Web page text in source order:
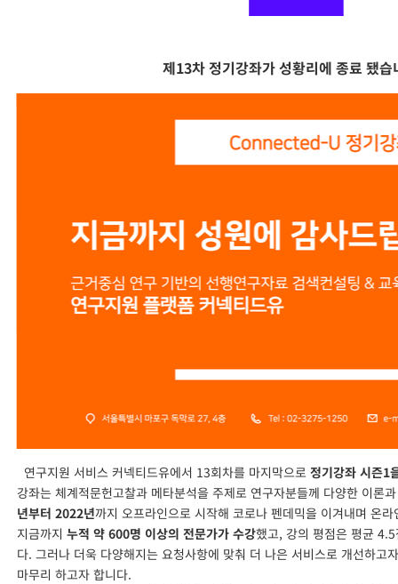
제13차 정기강좌가 성황리에 종료 됐
연구지원 서비스 커넥티드유에서 13회차를 마지막으로 정기강좌 시즌1
강좌는 체계적문헌고찰과 메타분석을 주제로 연구자분들께 다양한 이론
년부터 2022년까지 오프라인으로 시작해 코로나 펜데믹을 이겨내며 온
지금까지 누적 약 600명 이상의 전문가가 수강했고, 강의 평점은 평균
다. 그러나 더욱 다양해지는 요청사항에 맞춰 더 나은 서비스로 개선하고
마무리 하고자 합니다.